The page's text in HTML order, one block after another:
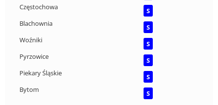
Częstochowa
S
Blachownia
S
Woźniki
S
Pyrzowice
S
Piekary Śląskie
S
Bytom
S